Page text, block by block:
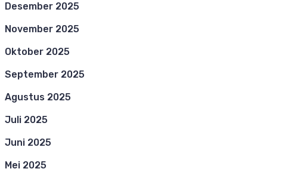
Desember 2025
November 2025
Oktober 2025
September 2025
Agustus 2025
Juli 2025
Juni 2025
Mei 2025